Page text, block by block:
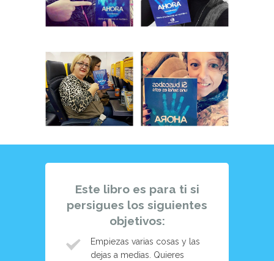
Este libro es para ti si
persigues los siguientes
objetivos:
Empiezas varias cosas y las
dejas a medias. Quieres